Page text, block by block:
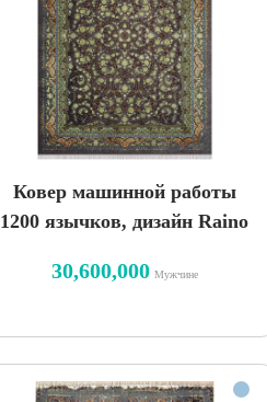
Ковер машинной работы
1200 язычков, дизайн Raino
30,600,000 Мужчине